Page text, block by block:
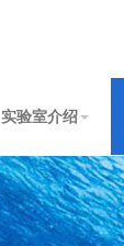
实验室介绍